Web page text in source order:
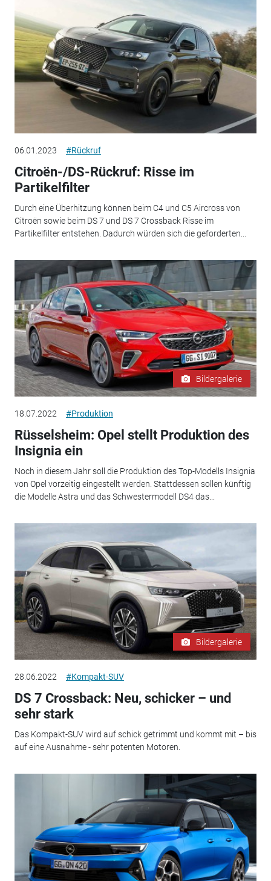
06.01.2023 #Rückruf
Citroën-/DS-Rückruf: Risse im
Partikelfilter
Durch eine Überhitzung können beim C4 und C5 Aircross von
Citroën sowie beim DS 7 und DS 7 Crossback Risse im
Partikelfilter entstehen. Dadurch würden sich die geforderten...
Bildergalerie
18.07.2022 #Produktion
Rüsselsheim: Opel stellt Produktion des
Insignia ein
Noch in diesem Jahr soll die Produktion des Top-Modells Insignia
von Opel vorzeitig eingestellt werden. Stattdessen sollen künftig
die Modelle Astra und das Schwestermodell DS4 das...
Bildergalerie
28.06.2022 #Kompakt-SUV
DS 7 Crossback: Neu, schicker – und
sehr stark
Das Kompakt-SUV wird auf schick getrimmt und kommt mit – bis
auf eine Ausnahme - sehr potenten Motoren.